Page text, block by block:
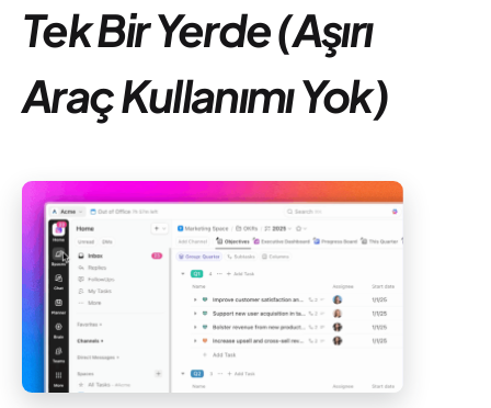
Tek Bir Yerde (Aşırı
Araç Kullanımı Yok)